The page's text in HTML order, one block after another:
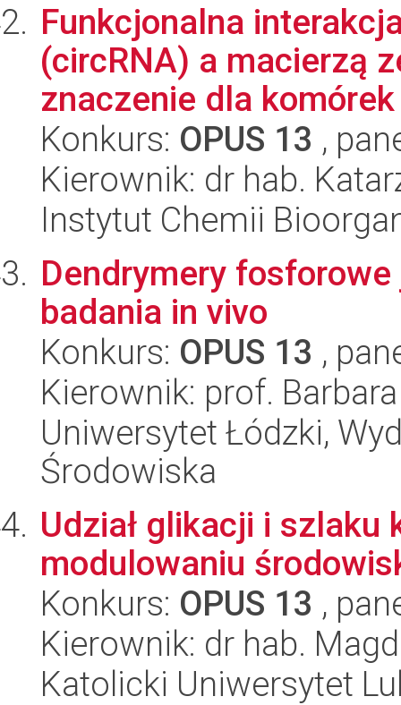
Funkcjonalna
(circRNA) a macierzą
znaczenie dla
Konkurs: OPUS 13 ,
Kierownik: dr hab.
Instytut Chemii
Dendrymery
badania in vivo
Konkurs: OPUS 13 ,
Kierownik: prof.
Uniwersytet Łódzki,
Środowiska
Udział glikacji i szlaku
modulowaniu
Konkurs: OPUS 13 ,
Kierownik: dr hab.
Katolicki Uniwersytet